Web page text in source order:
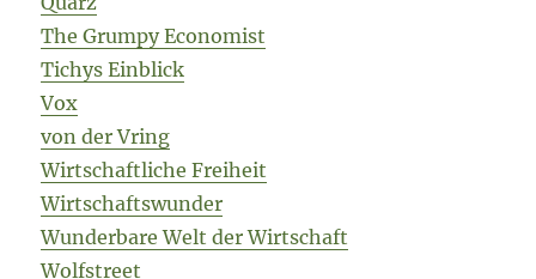
The Grumpy Economist
Tichys Einblick
Vox
von der Vring
Wirtschaftliche Freiheit
Wirtschaftswunder
Wunderbare Welt der Wirtschaft
Wolfstreet